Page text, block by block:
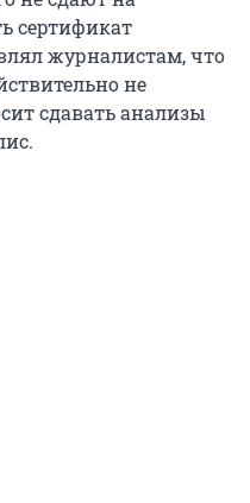
сертификат
журналистам, что
не
сдавать анализы